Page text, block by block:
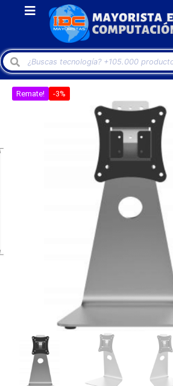
Remate! -3%